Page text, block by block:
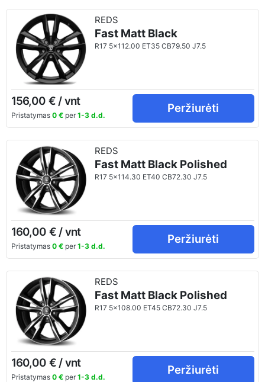
REDS
Fast Matt Black
R17 5x112.00 ET35 CB79.50 J7.5
156,00 € / vnt
Pristatymas 0 €per 1-3 d.d.
Peržiurėti
REDS
Fast Matt Black Polished
R17 5x114.30 ET40 CB72.30 J7.5
160,00 € / vnt
Pristatymas 0 €per 1-3 d.d.
Peržiurėti
REDS
Fast Matt Black Polished
R17 5x108.00 ET45 CB72.30 J7.5
160,00 € / vnt
Pristatymas 0 €per 1-3 d.d.
Peržiurėti